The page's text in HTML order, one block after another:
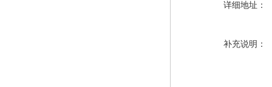
详细地址：
补充说明：